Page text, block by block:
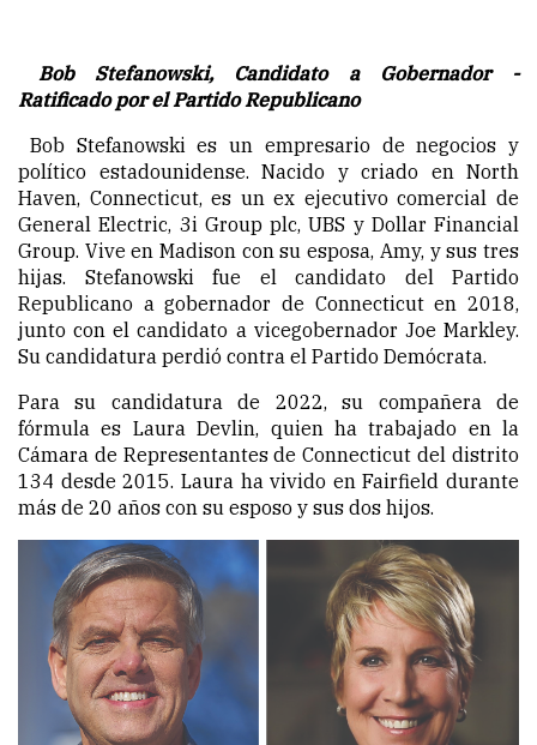
Bob Stefanowski,
Candidato a Gobernador -
Ratificado por el Partido Republicano
Bob Stefanowski es un empresario de negocios y
político estadounidense. Nacido y criado en North
Haven, Connecticut, es un ex ejecutivo comercial de
General Electric, 3i Group plc, UBS y Dollar Financial
Group. Vive en Madison con su esposa, Amy, y sus tres
hijas. Stefanowski fue el candidato del Partido
Republicano a gobernador de Connecticut en 2018,
junto con el candidato a vicegobernador Joe Markley.
Su candidatura perdió contra el Partido Demócrata.
Para su candidatura de 2022, su compañera de
fórmula es Laura Devlin, quien ha trabajado en la
Cámara de Representantes de Connecticut del distrito
134 desde 2015. Laura ha vivido en Fairfield durante
más de 20 años con su esposo y sus dos hijos.